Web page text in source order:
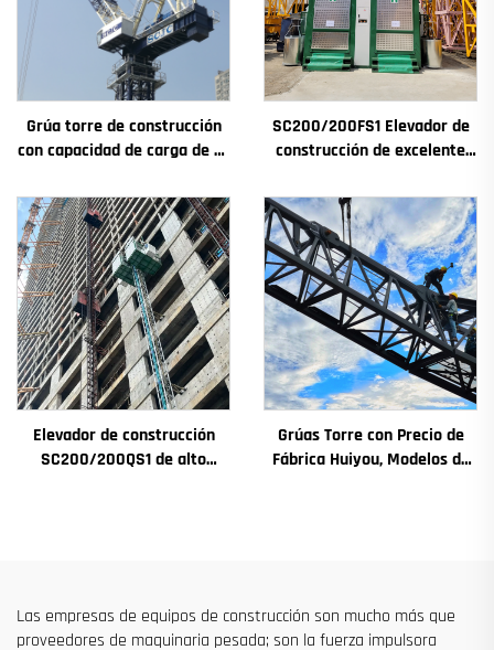
Grúa torre de construcción
con capacidad de carga de 4t
principales: caja de
engranajes, motor de
engranaje, rodamiento
SC200/200FS1 Elevador de
construcción de excelente
pozos de ascensores,
destinado a Argelia
Elevador de construcción
SC200/200QS1 de alto
Grúas Torre con Precio de
Fábrica Huiyou, Modelos de
Las empresas de equipos de construcción son mucho más que
proveedores de maquinaria pesada; son la fuerza impulsora